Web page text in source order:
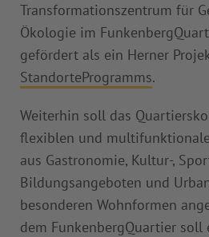
Transformationszentrum für
Ökologie im
gefördert als ein Herner
StandorteProgramms.
Weiterhin soll das
flexiblen und
aus Gastronomie, Kultur-,
Bildungsangeboten und
besonderen Wohnformen
dem FunkenbergQuartier soll